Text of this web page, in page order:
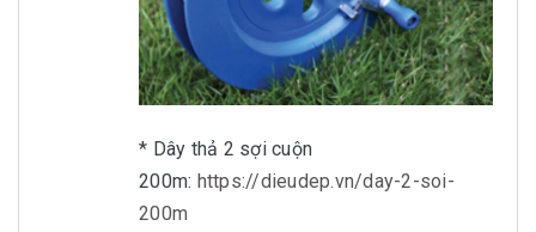
* Dây thả 2 sợi cuộn
200m: https://dieudep.vn/day-2-soi-
200m